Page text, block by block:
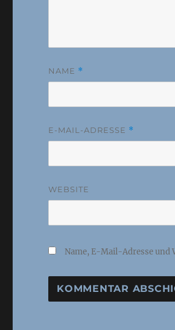
NAME *
E-MAIL-ADRESSE *
WEBSITE
Name, E-Mail-Adresse und